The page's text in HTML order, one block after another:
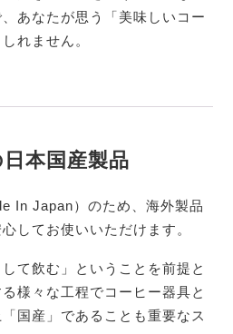
あなたが思う「美味しいコー
れません。
本国産製品
In Japan）のため、海外製品
してお使いいただけます。
て飲む」ということを前提と
様々な工程でコーヒー器具と
国産」であることも重要なス